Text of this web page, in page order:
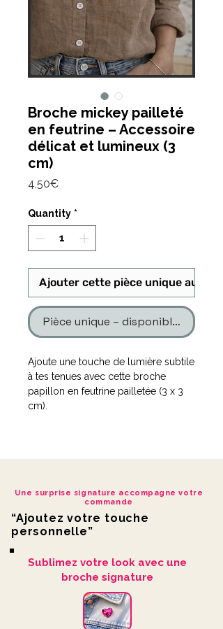
Broche mickey pailleté
en feutrine – Accessoire
délicat et lumineux (3
cm)
4,50€Price
Quantity *
Ajouter cette pièce unique au
Pièce unique – disponible en un
Ajoute une touche de lumière subtile
à tes tenues avec cette broche
papillon en feutrine pailletée (3 x 3
cm).
discret mais remarqué, parfait pour
personnaliser tes vêtements du
La feutrine assure un rendu doux et
naturel, tandis que les paillettes
apportent une finition élégante et
Chaque broche est pensée pour
Une surprise signature accompagne votre
commande
“Ajoutez votre touche
personnelle”
Sublimez votre look avec une
broche signature